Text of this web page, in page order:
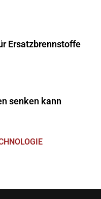
Ersatzbrennstoffe
senken kann